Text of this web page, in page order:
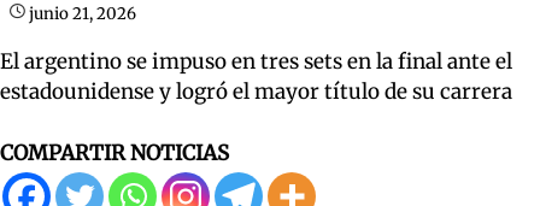
junio 21, 2026
El argentino se impuso en tres sets en la final ante el
estadounidense y logró el mayor título de su carrera
COMPARTIR NOTICIAS